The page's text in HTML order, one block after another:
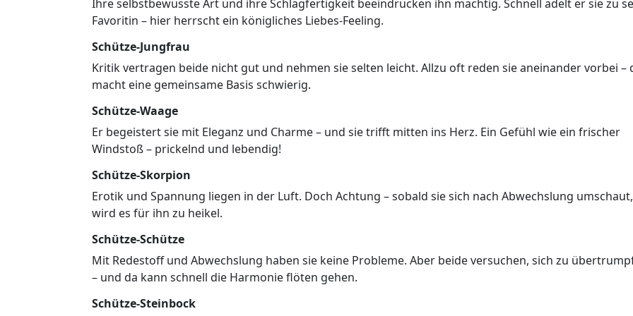
Ihre selbstbewusste Art und ihre Schlagfertigkeit beeindrucken ihn mächtig. Schnell adelt er sie zu
Favoritin – hier herrscht ein königliches Liebes-Feeling.
Schütze-Jungfrau
Kritik vertragen beide nicht gut und nehmen sie selten leicht. Allzu oft reden sie aneinander vorbei –
macht eine gemeinsame Basis schwierig.
Schütze-Waage
Er begeistert sie mit Eleganz und Charme – und sie trifft mitten ins Herz. Ein Gefühl wie ein frischer
Windstoß – prickelnd und lebendig!
Schütze-Skorpion
Erotik und Spannung liegen in der Luft. Doch Achtung – sobald sie sich nach Abwechslung umschaut,
wird es für ihn zu heikel.
Schütze-Schütze
Mit Redestoff und Abwechslung haben sie keine Probleme. Aber beide versuchen, sich zu
– und da kann schnell die Harmonie flöten gehen.
Schütze-Steinbock